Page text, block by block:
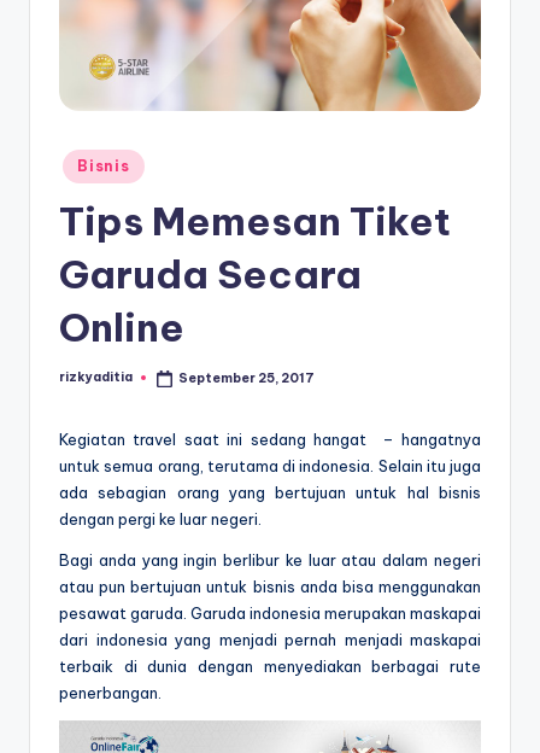
si
Posted
in
Bisnis
Tips Memesan Tiket
Garuda Secara
Online
Posted
rizkyaditia September 25, 2017
Kegiatan travel saat ini sedang hangat – hangatnya
untuk semua orang, terutama di indonesia. Selain itu juga
ada sebagian orang yang bertujuan untuk hal bisnis
dengan pergi ke luar negeri.
Bagi anda yang ingin berlibur ke luar atau dalam negeri
atau pun bertujuan untuk bisnis anda bisa menggunakan
pesawat garuda. Garuda indonesia merupakan maskapai
dari indonesia yang menjadi pernah menjadi maskapai
terbaik di dunia dengan menyediakan berbagai rute
penerbangan.